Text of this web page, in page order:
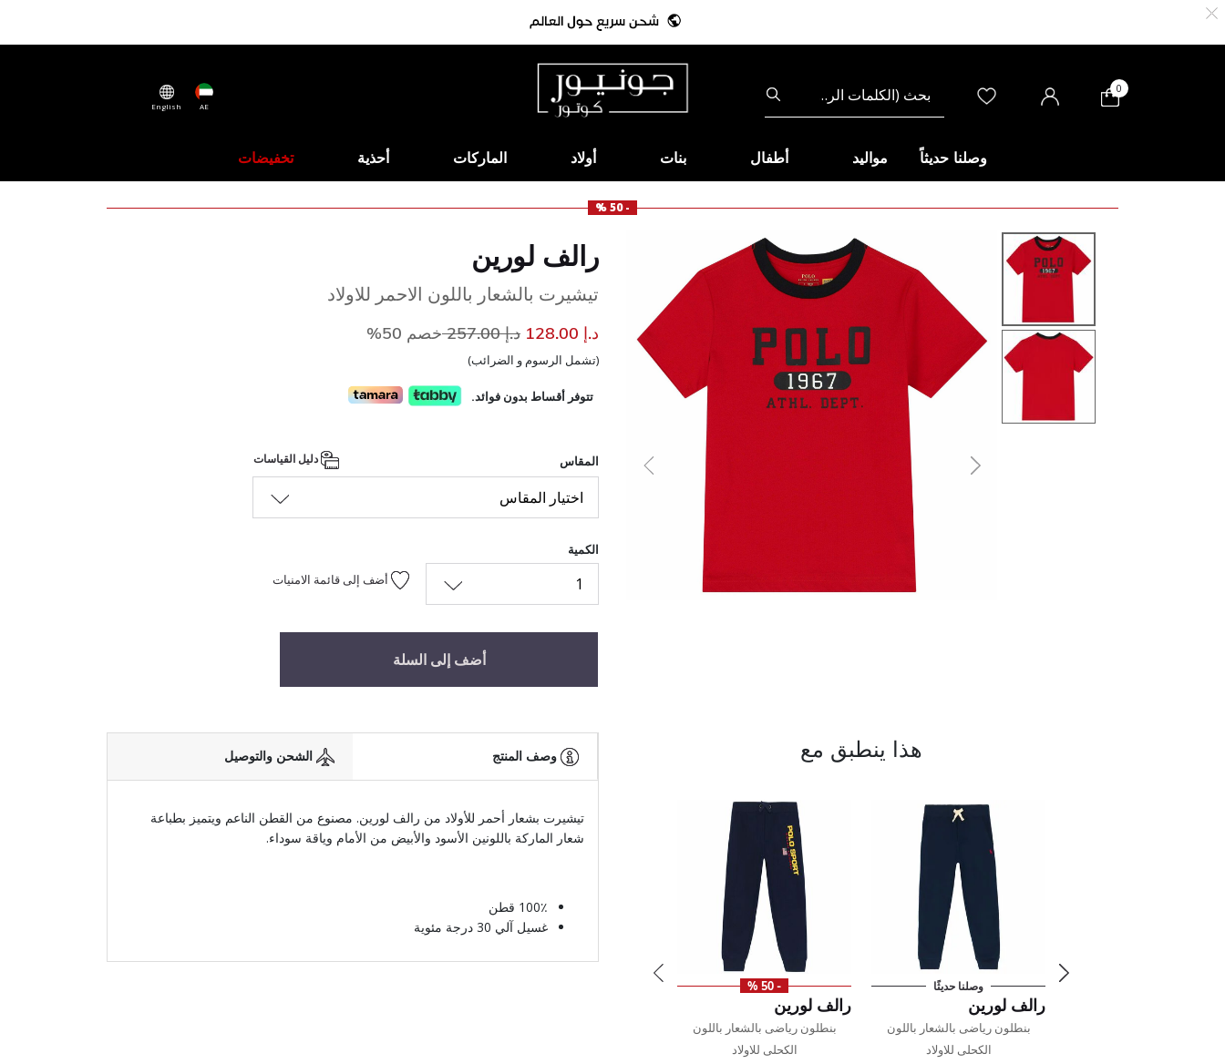
AE
English
0
وصلنا حديثاً مواليد أطفال بنات أولاد الماركات أحذية تخفيضات
- 50 %
السابق
هذا ينطبق مع
وصلنا حديثًا
رالف لورين
بنطلون رياضى بالشعار باللون
الكحلى للاولاد
- 50 %
رالف لورين
بنطلون رياضى بالشعار باللون
الكحلى للاولاد
رالف لورين
تيشيرت بالشعار باللون الاحمر للاولاد
د.إ 128.00 سعر مخفض مند.إ 257.00 إلى
خصم 50%
(تشمل الرسوم و الضرائب)
تتوفر أقساط بدون فوائد.
المقاس
اختيار المقاس
الكمية
1 أضف إلى قائمة الامنيات
أضف إلى السلة
وصف المنتج الشحن والتوصيل
تيشيرت بشعار أحمر للأولاد من رالف لورين. مصنوع من القطن الناعم ويتميز بطباعة
شعار الماركة باللونين الأسود والأبيض من الأمام وياقة سوداء.
100٪ قطن
غسيل آلي 30 درجة مئوية